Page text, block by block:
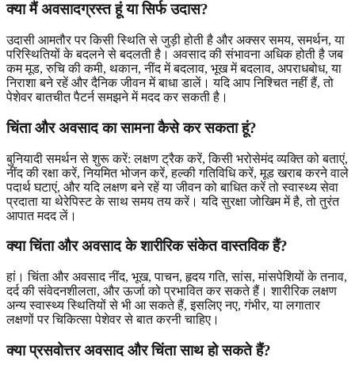
क्या मैं अवसादग्रस्त हूं या सिर्फ उदास?
उदासी आमतौर पर किसी स्थिति से जुड़ी होती है और अक्सर समय, समर्थन, या
परिस्थितियों के बदलने से बदलती है। अवसाद की संभावना अधिक होती है जब
कम मूड, रुचि की कमी, थकान, नींद में बदलाव, भूख में बदलाव, अपराधबोध, या
निराशा बने रहें और दैनिक जीवन में बाधा डालें। यदि आप निश्चित नहीं हैं, तो
पेशेवर बातचीत पैटर्न समझने में मदद कर सकती है।
चिंता और अवसाद का सामना कैसे कर सकता हूं?
बुनियादी समर्थन से शुरू करें: लक्षण ट्रैक करें, किसी भरोसेमंद व्यक्ति को बताएं,
नींद की रक्षा करें, नियमित भोजन करें, हल्की गतिविधि करें, मूड खराब करने वाले
पदार्थ घटाएं, और यदि लक्षण बने रहें या जीवन को बाधित करें तो स्वास्थ्य सेवा
प्रदाता या थेरेपिस्ट के साथ समय तय करें। यदि सुरक्षा जोखिम में है, तो तुरंत
आपात मदद लें।
क्या चिंता और अवसाद के शारीरिक संकेत वास्तविक हैं?
हां। चिंता और अवसाद नींद, भूख, पाचन, हृदय गति, सांस, मांसपेशियों के तनाव,
दर्द की संवेदनशीलता, और ऊर्जा को प्रभावित कर सकते हैं। शारीरिक लक्षण
अन्य स्वास्थ्य स्थितियों से भी आ सकते हैं, इसलिए नए, गंभीर, या लगातार
लक्षणों पर चिकित्सा पेशेवर से बात करनी चाहिए।
क्या प्रसवोत्तर अवसाद और चिंता साथ हो सकते हैं?